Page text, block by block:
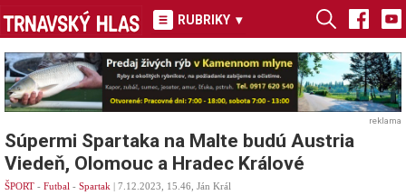
RUBRIKY ▾
reklama
Súpermi Spartaka na Malte budú Austria
Viedeň, Olomouc a Hradec Králové
ŠPORT - Futbal - Spartak | 7.12.2023, 15.46, Ján Král